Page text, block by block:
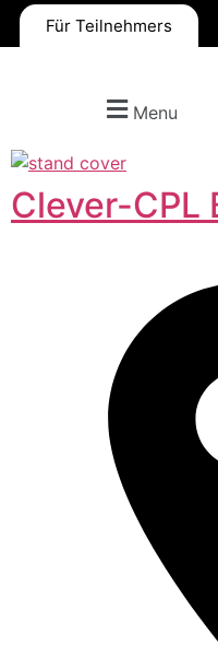
Für Teilnehmers
Menu
Clever-CPL